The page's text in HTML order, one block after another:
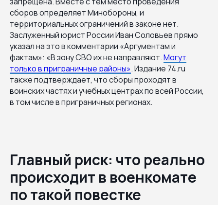
сборов определяет Минобороны, и
территориальных ограничений в законе нет.
Заслуженный юрист России Иван Соловьев прямо
указал на это в комментарии «Аргументам и
фактам»: «В зону СВО их не направляют.Могут
только в приграничные районы». Издание 74.ru
также подтверждает, что сборы проходят в
воинских частях и учебных центрах по всей России,
в том числе в приграничных регионах.
Главный риск: что реально
происходит в военкомате
по такой повестке